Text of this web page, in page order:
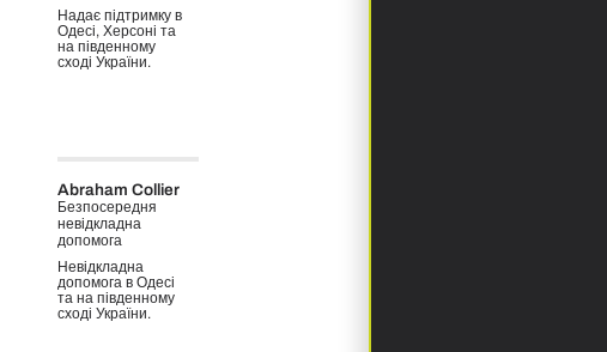
Надає підтримку в
Одесі, Херсоні та
на південному
сході України.
Abraham Collier
Безпосередня
невідкладна
допомога
Невідкладна
допомога в Одесі
та на південному
сході України.